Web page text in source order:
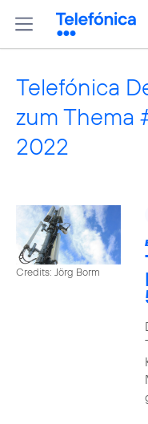
Telefónica
zum Thema
2022
Credits: Jörg Borm